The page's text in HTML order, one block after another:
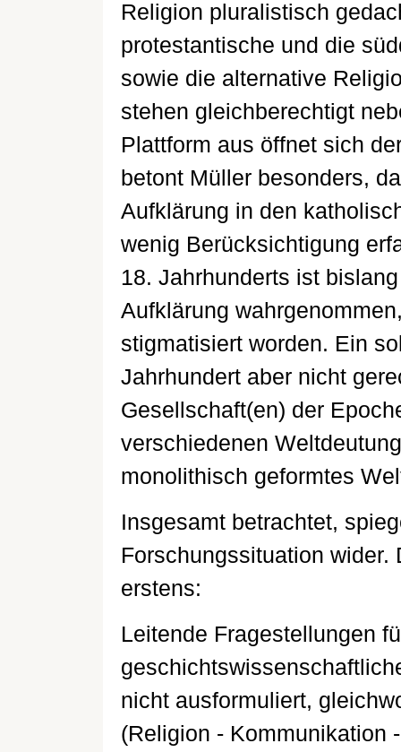
Religion pluralistisch
protestantische und die
sowie die alternative
stehen gleichberechtigt
Plattform aus öffnet sich
betont Müller besonders,
Aufklärung in den
wenig Berücksichtigung
18. Jahrhunderts ist
Aufklärung
stigmatisiert worden. Ein
Jahrhundert aber nicht
Gesellschaft(en) der
verschiedenen
monolithisch geformtes
Insgesamt betrachtet,
Forschungssituation wider.
erstens:
Leitende Fragestellungen
nicht ausformuliert,
(Religion - Kommunikation